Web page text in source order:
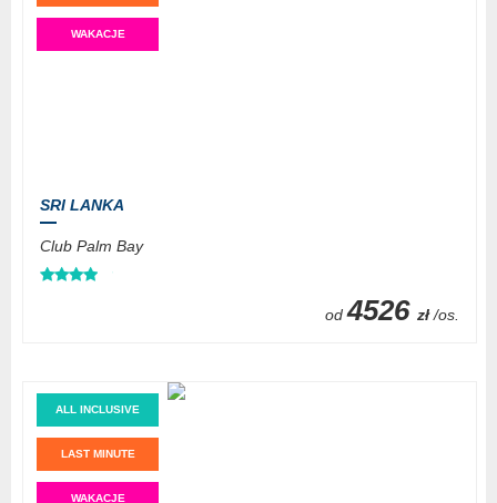
WAKACJE
SRI LANKA
Club Palm Bay
od 4526 zł /os.
ALL INCLUSIVE
LAST MINUTE
WAKACJE